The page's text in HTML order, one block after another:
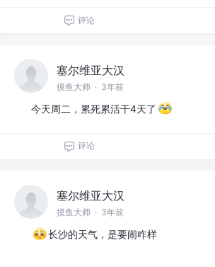
评论
塞尔维亚大汉
摸鱼大师 · 3年前
今天周二，累死累活干4天了
评论
塞尔维亚大汉
摸鱼大师 · 3年前
长沙的天气，是要闹咋样